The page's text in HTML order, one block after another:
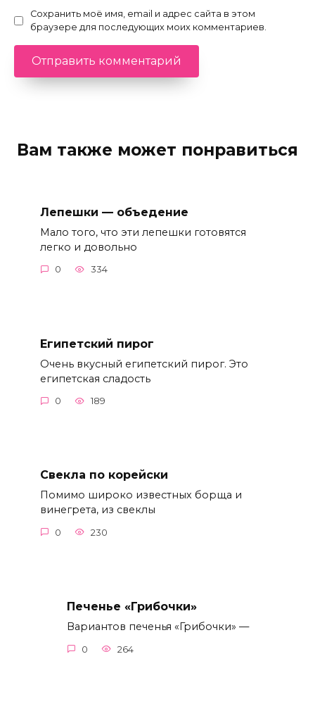
Сохранить моё имя, email и адрес сайта в этом
браузере для последующих моих комментариев.
Вам также может понравиться
Лепешки — объедение
Мало того, что эти лепешки готовятся
легко и довольно
0 334
Египетский пирог
Очень вкусный египетский пирог. Это
египетская сладость
0 189
Свекла по корейски
Помимо широко известных борща и
винегрета, из свеклы
0 230
Печенье «Грибочки»
Вариантов печенья «Грибочки» —
0 264